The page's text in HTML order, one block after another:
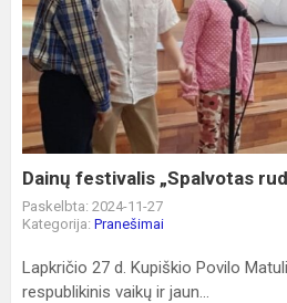
festivalis
„Spalvotas
ruduo“
Dainų festivalis „Spalvotas
Paskelbta: 2024-11-27
Kategorija: Pranešimai
Lapkričio 27 d. Kupiškio Povilo
respublikinis vaikų ir jaun...